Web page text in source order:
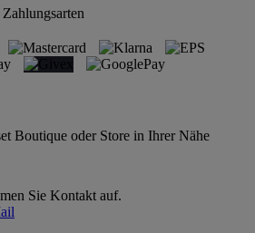
Boutique oder Store in Ihrer Nähe
Sie Kontakt auf.